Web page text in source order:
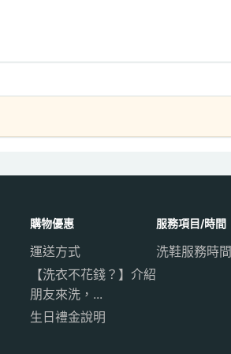
購物優惠
運送方式
【洗衣不花錢？】介紹
朋友來洗，...
生日禮金說明
服務項目/時間
洗鞋服務時間